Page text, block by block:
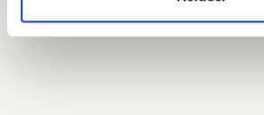
visites@st-feuillien.com